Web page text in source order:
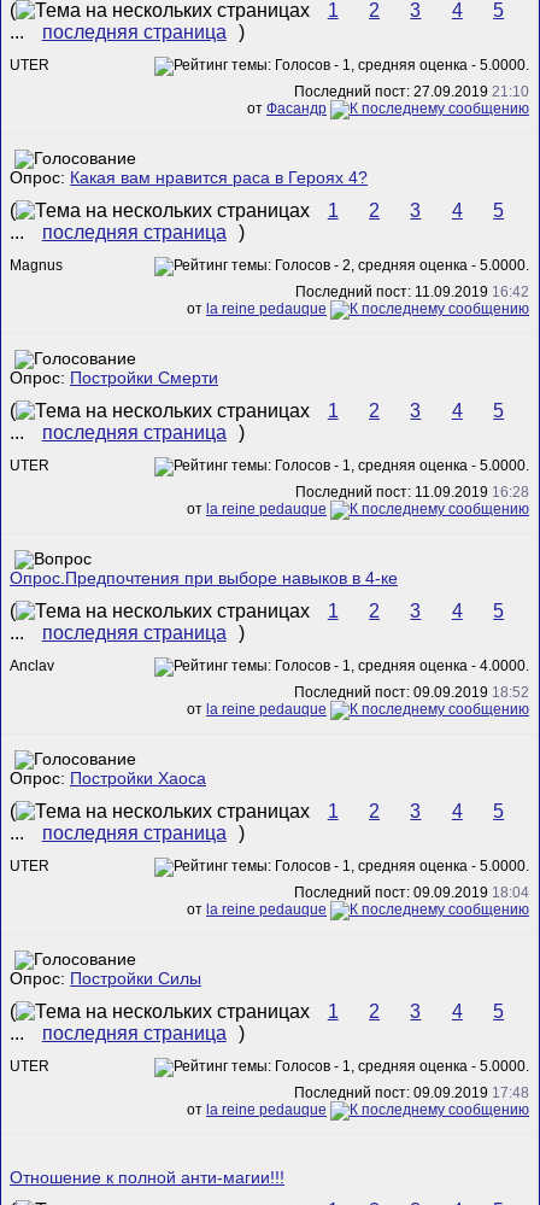
( 1 2 3 4
5
...
последняя страница )
UTER
Последний пост: 27.09.2019 21:10
от Фасандр
Опрос: Какая вам нравится раса в Героях 4?
( 1 2 3 4
5
...
последняя страница )
Magnus
Последний пост: 11.09.2019 16:42
от la reine pedauque
Опрос: Постройки Смерти
( 1 2 3 4
5
...
последняя страница )
UTER
Последний пост: 11.09.2019 16:28
от la reine pedauque
Опрос.Предпочтения при выборе навыков в 4-ке
( 1 2 3 4
5
...
последняя страница )
Anclav
Последний пост: 09.09.2019 18:52
от la reine pedauque
Опрос: Постройки Хаоса
( 1 2 3 4
5
...
последняя страница )
UTER
Последний пост: 09.09.2019 18:04
от la reine pedauque
Опрос: Постройки Силы
( 1 2 3 4
5
...
последняя страница )
UTER
Последний пост: 09.09.2019 17:48
от la reine pedauque
Отношение к полной анти-магии!!!